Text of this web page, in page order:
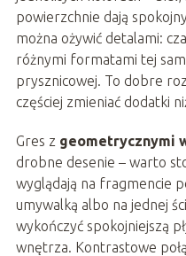
powierzchnie dają
można ożywić detalami:
różnymi formatami tej
prysznicowej. To dobre
częściej zmieniać dodatki
Gres z geometrycznymi
drobne desenie – warto
wyglądają na fragmencie
umywalką albo na jednej
wykończyć spokojniejszą
wnętrza. Kontrastowe